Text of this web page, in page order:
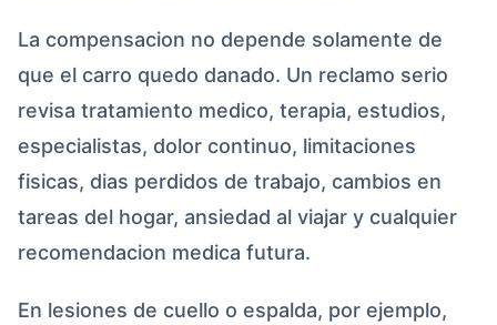
La compensacion no depende solamente de
que el carro quedo danado. Un reclamo serio
revisa tratamiento medico, terapia, estudios,
especialistas, dolor continuo, limitaciones
fisicas, dias perdidos de trabajo, cambios en
tareas del hogar, ansiedad al viajar y cualquier
recomendacion medica futura.
En lesiones de cuello o espalda, por ejemplo,